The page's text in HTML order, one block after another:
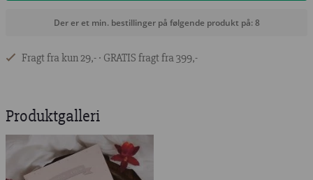
Der er et min. bestillinger på følgende produkt på: 8
Fragt fra kun 29,- ∙ GRATIS fragt fra 399,-
Produktgalleri